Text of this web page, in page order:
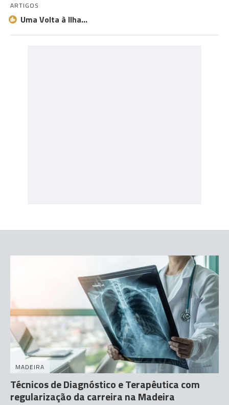
ARTIGOS
Uma Volta à Ilha…
MADEIRA
Técnicos de Diagnóstico e Terapêutica com
regularização da carreira na Madeira